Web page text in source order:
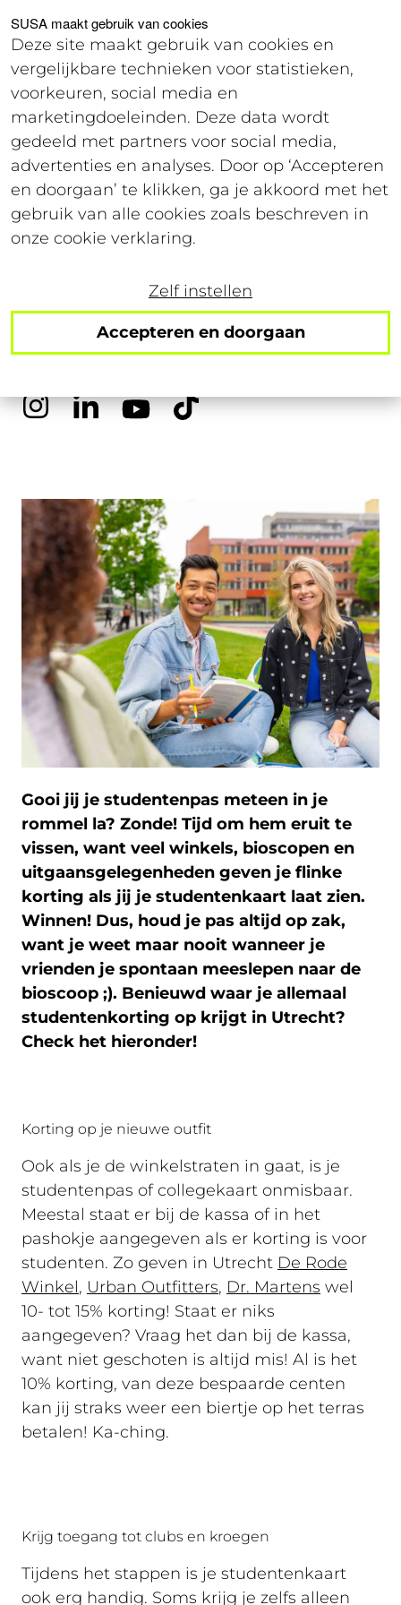
SUSA maakt gebruik van cookies
Deze site maakt gebruik van cookies en
vergelijkbare technieken voor statistieken,
voorkeuren, social media en
marketingdoeleinden. Deze data wordt
gedeeld met partners voor social media,
advertenties en analyses. Door op ‘Accepteren
en doorgaan’ te klikken, ga je akkoord met het
gebruik van alle cookies zoals beschreven in
onze cookie verklaring.
Zelf instellen
Accepteren en doorgaan
Voor studenten Voor werkgevers
Login
Deze pas is goud waard:
28 juli 2022
Leestijd: 2 minuten
Gooi jij je studentenpas meteen in je
rommel la? Zonde! Tijd om hem eruit te
vissen, want veel winkels, bioscopen en
uitgaansgelegenheden geven je flinke
korting als jij je studentenkaart laat zien.
Winnen! Dus, houd je pas altijd op zak,
want je weet maar nooit wanneer je
vrienden je spontaan meeslepen naar de
bioscoop ;). Benieuwd waar je allemaal
studentenkorting op krijgt in Utrecht?
Check het hieronder!
Korting op je nieuwe outfit
Ook als je de winkelstraten in gaat, is je
studentenpas of collegekaart onmisbaar.
Meestal staat er bij de kassa of in het
pashokje aangegeven als er korting is voor
studenten. Zo geven in Utrecht De Rode
Winkel, Urban Outfitters, Dr. Martens wel
10- tot 15% korting! Staat er niks
aangegeven? Vraag het dan bij de kassa,
want niet geschoten is altijd mis! Al is het
10% korting, van deze bespaarde centen
kan jij straks weer een biertje op het terras
betalen! Ka-ching.
Krijg toegang tot clubs en kroegen
Tijdens het stappen is je studentenkaart
ook erg handig. Soms krijg je zelfs alleen